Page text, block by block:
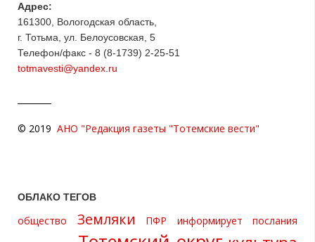
Адрес:
161300, Вологодская область,
г. Тотьма, ул. Белоусовская, 5
Телефон/факс - 8 (8-1739) 2-25-51
totmavesti@yandex.ru
© 2019 АНО "Редакция газеты "Тотемские вести"
ОБЛАКО ТЕГОВ
общество Земляки ПФР информирует
послания